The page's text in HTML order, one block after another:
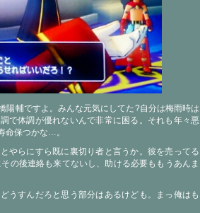
陽輔ですよ。みんな元気にしてた?自分は梅雨時は
で体調が優れないんで非常に困る。それも年々悪
命保つかな…。
やらにすら既に裏切り者と言うか。彼を売ってる
の後連絡も来てないし、助ける必要ももうあんま
うすんだろと思う部分はあるけども。まっ俺はも